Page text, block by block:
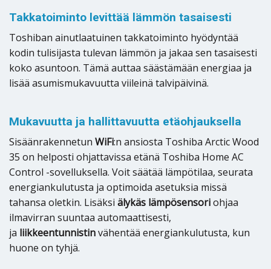
Takkatoiminto levittää lämmön tasaisesti
Toshiban ainutlaatuinen takkatoiminto hyödyntää
kodin tulisijasta tulevan lämmön ja jakaa sen tasaisesti
koko asuntoon. Tämä auttaa säästämään energiaa ja
lisää asumismukavuutta viileinä talvipäivinä.
Mukavuutta ja hallittavuutta etäohjauksella
Sisäänrakennetun WiFi:n ansiosta Toshiba Arctic Wood
35 on helposti ohjattavissa etänä Toshiba Home AC
Control -sovelluksella. Voit säätää lämpötilaa, seurata
energiankulutusta ja optimoida asetuksia missä
tahansa oletkin. Lisäksi älykäs lämpösensoriohjaa
ilmavirran suuntaa automaattisesti,
ja liikkeentunnistinvähentää energiankulutusta, kun
huone on tyhjä.